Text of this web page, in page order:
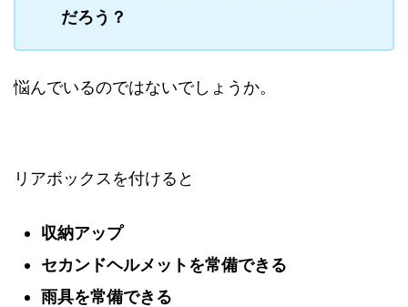
だろう？
悩んでいるのではないでしょうか。
リアボックスを付けると
収納アップ
セカンドヘルメットを常備できる
雨具を常備できる